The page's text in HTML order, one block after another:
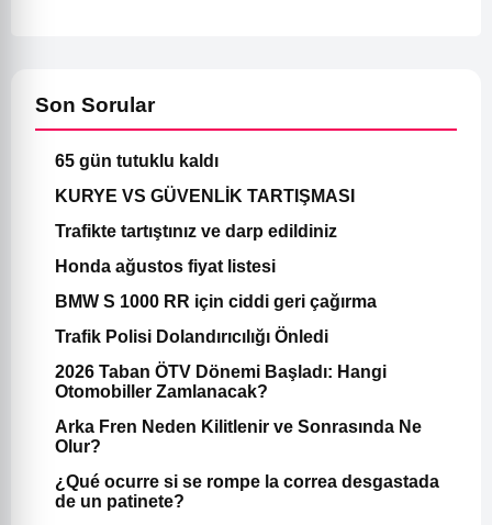
Son Sorular
65 gün tutuklu kaldı
KURYE VS GÜVENLİK TARTIŞMASI
Trafikte tartıştınız ve darp edildiniz
Honda ağustos fiyat listesi
BMW S 1000 RR için ciddi geri çağırma
Trafik Polisi Dolandırıcılığı Önledi
2026 Taban ÖTV Dönemi Başladı: Hangi
Otomobiller Zamlanacak?
Arka Fren Neden Kilitlenir ve Sonrasında Ne
Olur?
¿Qué ocurre si se rompe la correa desgastada
de un patinete?